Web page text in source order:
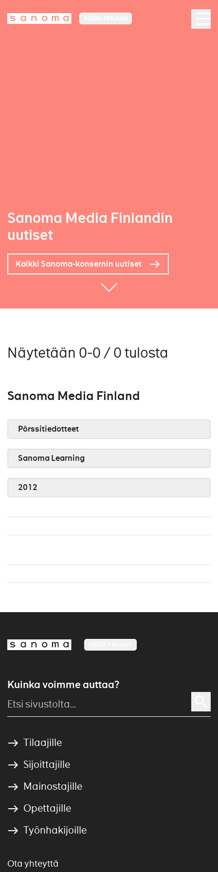
Sanoma Media Finlandin
uutiset
Kaikki Sanoma-konsernin uutiset
Näytetään 0-0 / 0 tulosta
Sanoma Media Finland
Pörssitiedotteet
Sanoma Learning
2012
Kuinka voimme auttaa?
Tilaajille
Sijoittajille
Mainostajille
Opettajille
Työnhakijoille
Ota yhteyttä